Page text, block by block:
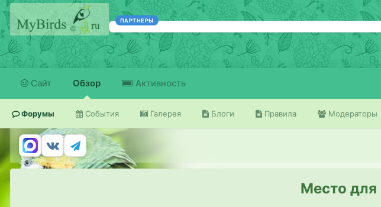
ПАРТНЕРЫ
Сайт Обзор
Форумы События Галерея Блоги Правила Модераторы
Активность
Место